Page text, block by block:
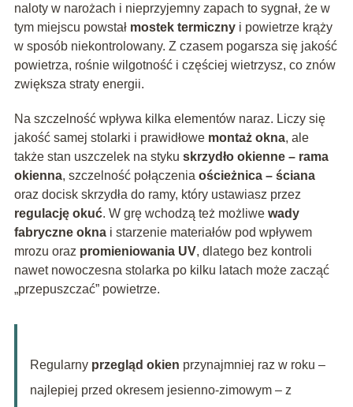
naloty w narożach i nieprzyjemny zapach to sygnał, że w
tym miejscu powstał mostek termicznyi powietrze krąży
w sposób niekontrolowany. Z czasem pogarsza się jakość
powietrza, rośnie wilgotność i częściej wietrzysz, co znów
zwiększa straty energii.
Na szczelność wpływa kilka elementów naraz. Liczy się
jakość samej stolarki i prawidłowe montaż okna, ale
także stan uszczelek na styku skrzydło okienne – rama
okienna, szczelność połączenia ościeżnica – ściana
oraz docisk skrzydła do ramy, który ustawiasz przez
regulację okuć. W grę wchodzą też możliwe wady
fabryczne oknai starzenie materiałów pod wpływem
mrozu oraz promieniowania UV, dlatego bez kontroli
nawet nowoczesna stolarka po kilku latach może zacząć
„przepuszczać” powietrze.
Regularny przegląd okien przynajmniej raz w roku –
najlepiej przed okresem jesienno-zimowym – z